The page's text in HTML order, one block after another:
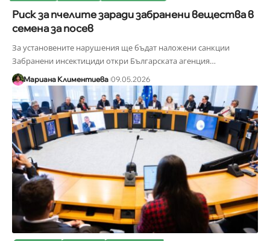
Риск за пчелите заради забранени вещества в
семена за посев
За установените нарушения ще бъдат наложени санкции
Забранени инсектициди откри Българската агенция…
Мариана Климентиева 09.05.2026